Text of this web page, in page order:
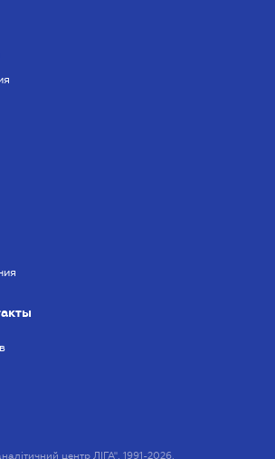
центр ЛІГА", 1991-2026.